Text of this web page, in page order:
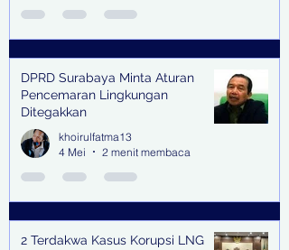
DPRD Surabaya Minta Aturan
Pencemaran Lingkungan
Ditegakkan
khoirulfatma13
4 Mei
2 menit membaca
2 Terdakwa Kasus Korupsi LNG